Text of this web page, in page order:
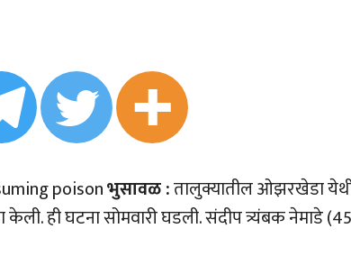
poisonभुसावळ :तालुक्यातील ओझरखेडा
केली. ही घटना सोमवारी घडली. संदीप त्र्यंबक नेमाडे